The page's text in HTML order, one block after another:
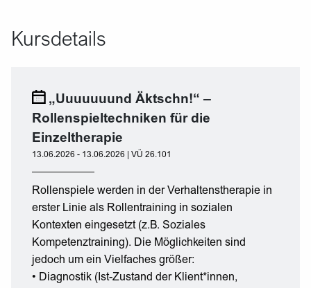
Kursdetails
„Uuuuuuund Äktschn!“ –
Rollenspieltechniken für die
Einzeltherapie
13.06.2026 - 13.06.2026 | VÜ 26.101
Rollenspiele werden in der Verhaltenstherapie in
erster Linie als Rollentraining in sozialen
Kontexten eingesetzt (z.B. Soziales
Kompetenztraining). Die Möglichkeiten sind
jedoch um ein Vielfaches größer:
• Diagnostik (Ist-Zustand der Klient*innen,